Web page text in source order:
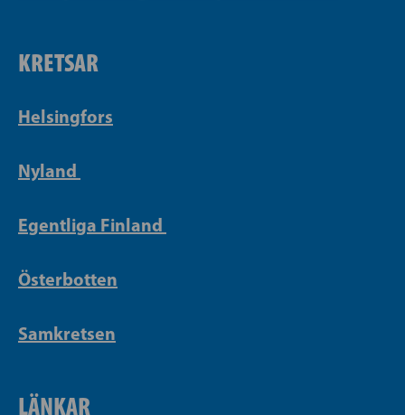
KRETSAR
Helsingfors
Nyland
Egentliga Finland
Österbotten
Samkretsen
LÄNKAR